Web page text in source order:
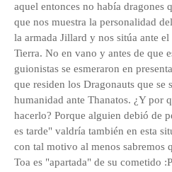
aquel entonces no había dragones
que nos muestra la personalidad
la armada Jillard y nos sitúa ante
Tierra. No en vano y antes de que
guionistas se esmeraron en
que residen los Dragonauts que se
humanidad ante Thanatos. ¿Y por
hacerlo? Porque alguien debió de
es tarde" valdría también en esta
con tal motivo al menos sabremos
Toa es "apartada" de su cometido :P